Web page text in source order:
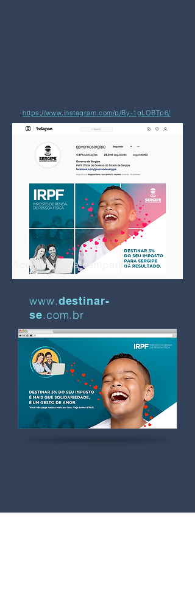
https://www.instagram.com/p/By-1gLOBTp6/
Acompanhe a campanha:
www.destinar-
se.com.br